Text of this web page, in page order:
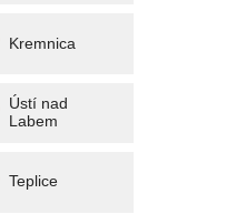
Kremnica
Ústí nad
Labem
Teplice